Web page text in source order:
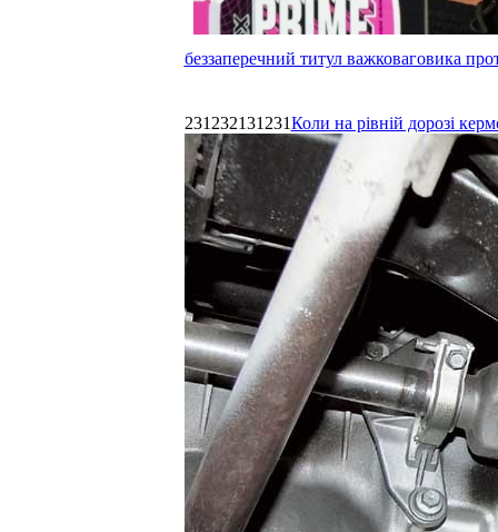
беззаперечний титул важковаговика
231232131231Коли на рівній дорозі